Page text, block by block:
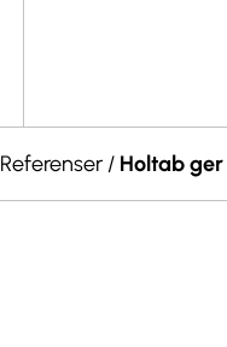
Referenser / Holtab